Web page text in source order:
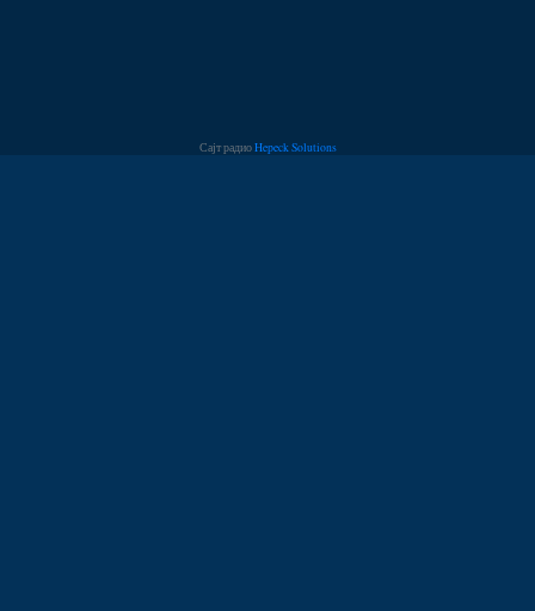
Сајт радиоHepeck Solutions